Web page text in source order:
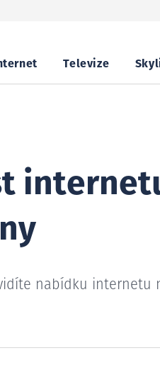
Televize
nabídku internetu